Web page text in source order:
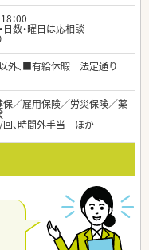
：00
日数・曜日は応相談
以外、■有給休暇 法定通り
／雇用保険／労災保険／薬
、時間外手当 ほか